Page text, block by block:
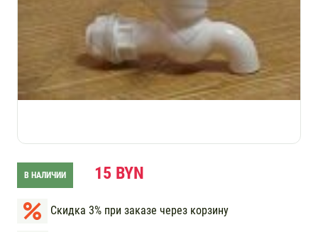
В НАЛИЧИИ 15 BYN
Скидка 3% при заказе через корзину